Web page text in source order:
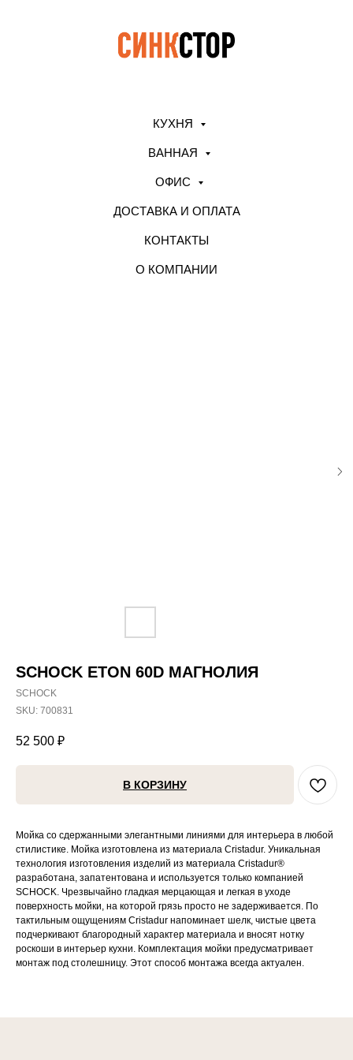
КУХНЯ
ВАННАЯ
ОФИС
ДОСТАВКА И ОПЛАТА
КОНТАКТЫ
О КОМПАНИИ
SCHOCK ETON 60D МАГНОЛИЯ
SCHOCK
SKU: 700831
52 500 ₽
В КОРЗИНУ
Мойка со сдержанными элегантными линиями для интерьера в любой
стилистике. Мойка изготовлена из материала Cristadur. Уникальная
технология изготовления изделий из материала Cristadur®
разработана, запатентована и используется только компанией
SCHOCK. Чрезвычайно гладкая мерцающая и легкая в уходе
поверхность мойки, на которой грязь просто не задерживается. По
тактильным ощущениям Cristadur напоминает шелк, чистые цвета
подчеркивают благородный характер материала и вносят нотку
роскоши в интерьер кухни. Комплектация мойки предусматривает
монтаж под столешницу. Этот способ монтажа всегда актуален.